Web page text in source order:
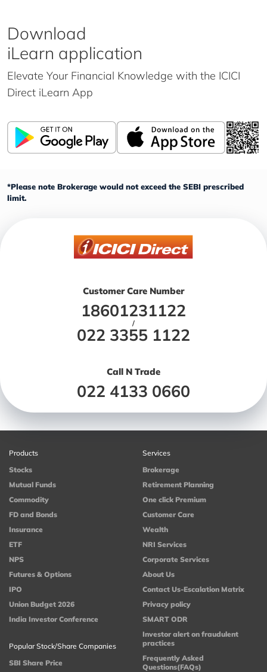
Download
iLearn application
Elevate Your Financial Knowledge with the ICICI
Direct iLearn App
*Please note Brokerage would not exceed the SEBI prescribed
limit.
Customer Care Number
18601231122
/
022 3355 1122
Call N Trade
022 4133 0660
Products
Stocks
Mutual Funds
Commodity
FD and Bonds
Insurance
ETF
NPS
Futures & Options
IPO
Union Budget 2026
India Investor Conference
Popular Stock/Share Companies
SBI Share Price
Services
Brokerage
Retirement Planning
One click Premium
Customer Care
Wealth
NRI Services
Corporate Services
About Us
Contact Us-Escalation Matrix
Privacy policy
SMART ODR
Investor alert on fraudulent
practices
Frequently Asked
Questions(FAQs)